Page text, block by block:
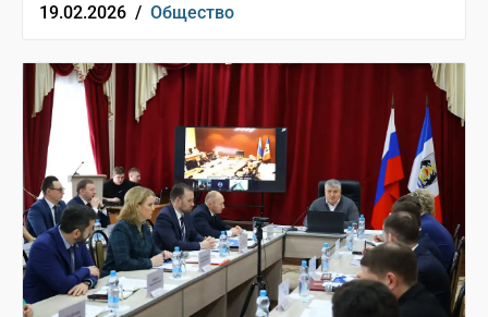
19.02.2026 / Общество